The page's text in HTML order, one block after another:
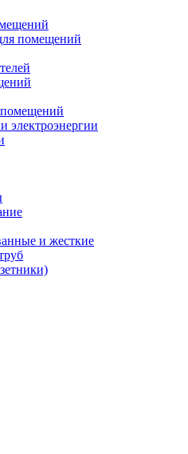
помещений
электроэнергии
и жесткие